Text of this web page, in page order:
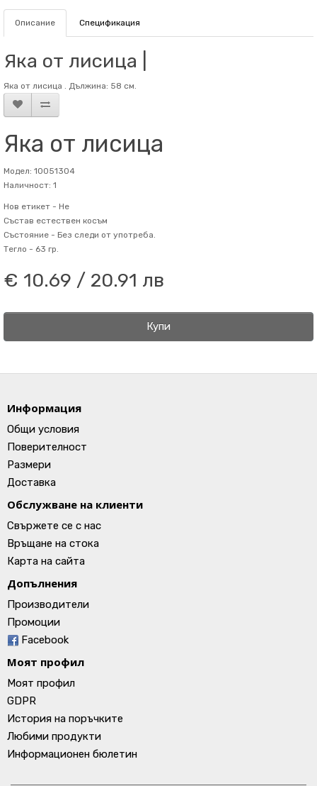
Описание Спецификация
Яка от лисица |
Яка от лисица . Дължина: 58 см.
Яка от лисица
Модел: 10051304
Наличност: 1
Нов етикет - Не
Състав естествен косъм
Състояние - Без следи от употреба.
Тегло - 63 гр.
€ 10.69 / 20.91 лв
Купи
Информация
Общи условия
Поверителност
Размери
Доставка
Обслужване на клиенти
Свържете се с нас
Връщане на стока
Карта на сайта
Допълнения
Производители
Промоции
Facebook
Моят профил
Моят профил
GDPR
История на поръчките
Любими продукти
Информационен бюлетин